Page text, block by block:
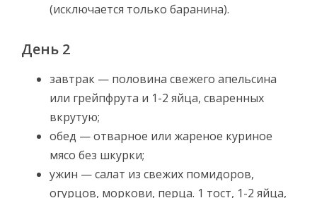
(исключается только баранина).
День 2
завтрак — половина свежего апельсина
или грейпфрута и 1-2 яйца, сваренных
вкрутую;
обед — отварное или жареное куриное
мясо без шкурки;
ужин — салат из свежих помидоров,
огурцов, моркови, перца. 1 тост, 1-2 яйца,